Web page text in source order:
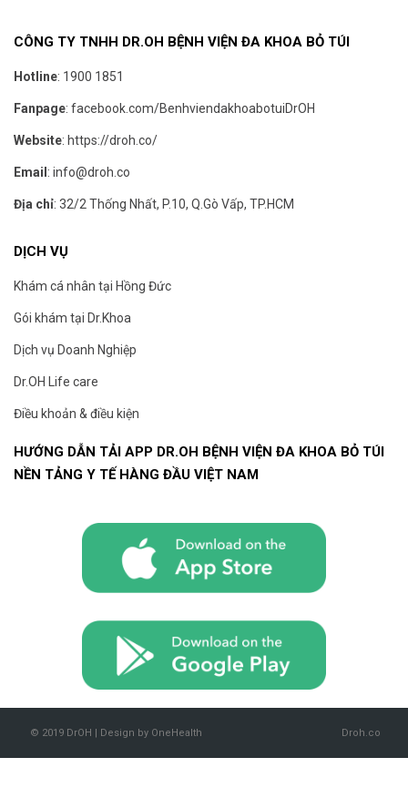
CÔNG TY TNHH DR.OH BỆNH VIỆN ĐA KHOA BỎ TÚI
Hotline: 1900 1851
Fanpage: facebook.com/BenhviendakhoabotuiDrOH
Website: https://droh.co/
Email : info@droh.co
Địa chỉ: 32/2 Thống Nhất, P.10, Q.Gò Vấp, TP.HCM
DỊCH VỤ
Khám cá nhân tại Hồng Đức
Gói khám tại Dr.Khoa
Dịch vụ Doanh Nghiệp
Dr.OH Life care
Điều khoản & điều kiện
HƯỚNG DẪN TẢI APP DR.OH BỆNH VIỆN ĐA KHOA BỎ TÚI
NỀN TẢNG Y TẾ HÀNG ĐẦU VIỆT NAM
© 2019 DrOH | Design by OneHealth Droh.co